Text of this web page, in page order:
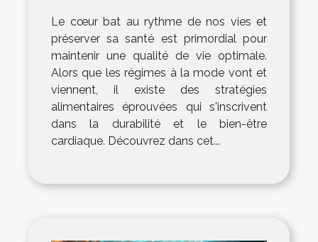
Le cœur bat au rythme de nos vies et
préserver sa santé est primordial pour
maintenir une qualité de vie optimale.
Alors que les régimes à la mode vont et
viennent, il existe des stratégies
alimentaires éprouvées qui s'inscrivent
dans la durabilité et le bien-être
cardiaque. Découvrez dans cet...